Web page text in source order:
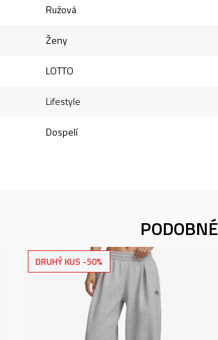
Ružová
Ženy
LOTTO
Lifestyle
Dospelí
DRUHÝ KUS -50%